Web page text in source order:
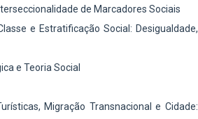
de Marcadores Sociais
e Estratificação Social: Desigualdade,
e Teoria Social
Migração Transnacional e Cidade: